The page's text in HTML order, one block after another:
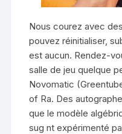
Nous courez avec
pouvez réinitialiser,
est aucun. Rendez-
salle de jeu quelque
Novomatic
of Ra. Des
que le modèle
sug nt expérimenté